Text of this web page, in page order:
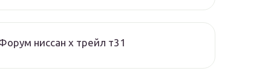
ниссан х трейл т31